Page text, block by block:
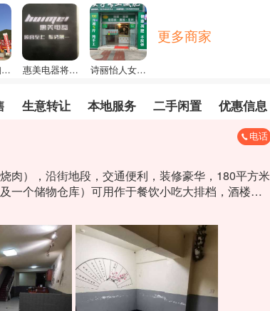
惠美电器将乐
诗丽怡人女子
更多商家
生意转让 本地服务 二手闲置 优惠信息
电话
肉），沿街地段，交通便利，装修豪华，180平方米
一个储物仓库）可用作于餐饮小吃大排档，酒楼经
得，租金面谈